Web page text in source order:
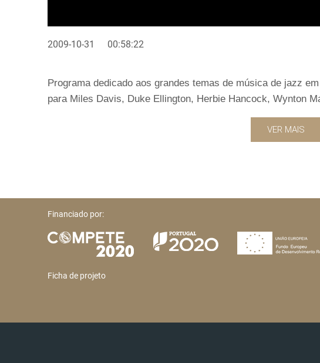
2009-10-31 00:58:22
Programa dedicado aos grandes temas de música de jazz
para Miles Davis, Duke Ellington, Herbie Hancock, Wynton
VER MAIS
Financiado por:
Ficha de projeto